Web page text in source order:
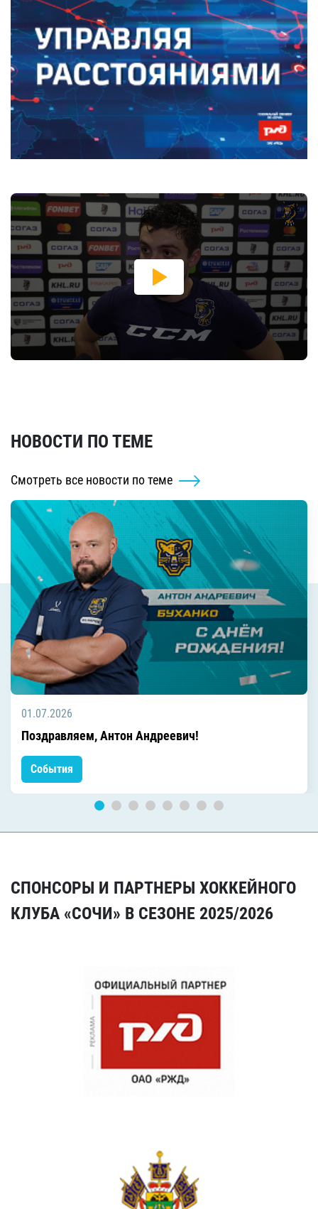
НОВОСТИ ПО ТЕМЕ
Смотреть все новости по теме
01.07.2026
Поздравляем, Антон Андреевич!
События
СПОНСОРЫ И ПАРТНЕРЫ ХОККЕЙНОГО
КЛУБА «СОЧИ» В СЕЗОНЕ 2025/2026